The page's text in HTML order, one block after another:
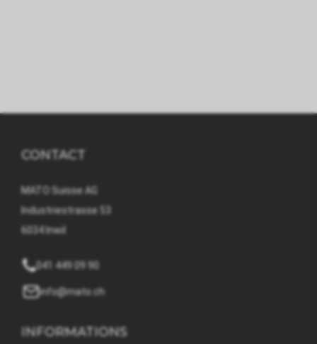
CONTACT
MATO Suisse AG
Industriestrasse 53
6034 Inwil
041 449 09 90
info@mato.ch
INFORMATIONS